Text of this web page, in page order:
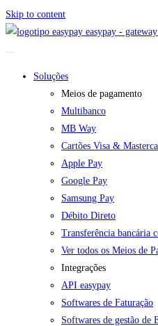
Skip to content
easypay -
Soluções
Meios de pagamento
Multibanco
MB Way
Cartões Visa &
Apple Pay
Google Pay
Samsung Pay
Débito Direto
Transferência bancária
Ver todos os Meios de
Integrações
API easypay
Softwares de Faturação
Softwares de gestão de